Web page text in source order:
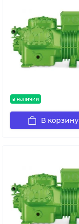
в наличии
В корзину